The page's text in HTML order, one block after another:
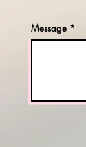
Message